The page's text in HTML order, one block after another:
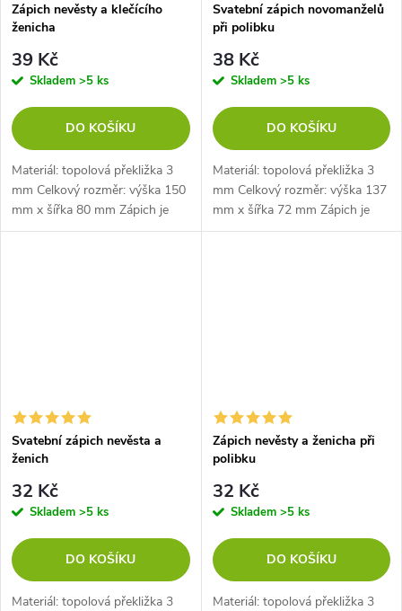
Zápich nevěsty a klečícího
ženicha
39 Kč
Skladem >5 ks
DO KOŠÍKU
Materiál: topolová překližka 3
mm Celkový rozměr: výška 150
mm x šířka 80 mm Zápich je
dlouhý 42 mm
Svatební zápich novomanželů
při polibku
38 Kč
Skladem >5 ks
DO KOŠÍKU
Materiál: topolová překližka 3
mm Celkový rozměr: výška 137
mm x šířka 72 mm Zápich je
dlouhý 35 mm
Svatební zápich nevěsta a
ženich
32 Kč
Skladem >5 ks
DO KOŠÍKU
Materiál: topolová překližka 3
Zápich nevěsty a ženicha při
polibku
32 Kč
Skladem >5 ks
DO KOŠÍKU
Materiál: topolová překližka 3